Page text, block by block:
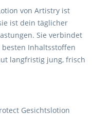
von Artistry ist
ist dein täglicher
Sie verbindet
Inhaltsstoffen
langfristig jung, frisch
Gesichtslotion